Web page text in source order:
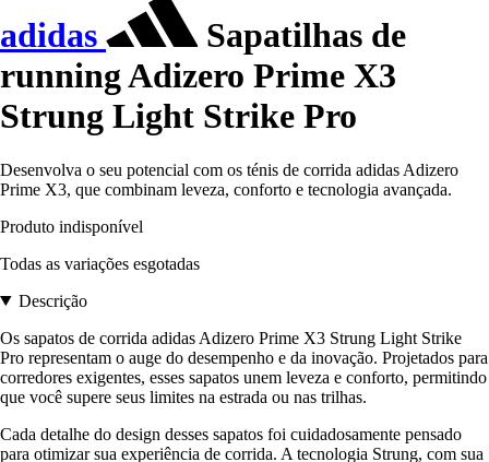
adidas
Sapatilhas de
running Adizero Prime X3
Strung Light Strike Pro
Desenvolva o seu potencial com os ténis de corrida adidas Adizero
Prime X3, que combinam leveza, conforto e tecnologia avançada.
Produto indisponível
Todas as variações esgotadas
Descrição
Os sapatos de corrida adidas Adizero Prime X3 Strung Light Strike
Pro representam o auge do desempenho e da inovação. Projetados para
corredores exigentes, esses sapatos unem leveza e conforto, permitindo
que você supere seus limites na estrada ou nas trilhas.
Cada detalhe do design desses sapatos foi cuidadosamente pensado
para otimizar sua experiência de corrida. A tecnologia Strung, com sua